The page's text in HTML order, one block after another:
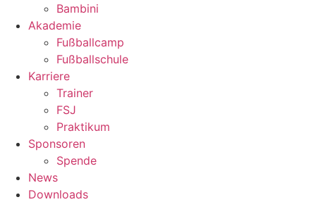
Bambini
Akademie
Fußballcamp
Fußballschule
Karriere
Trainer
FSJ
Praktikum
Sponsoren
Spende
News
Downloads